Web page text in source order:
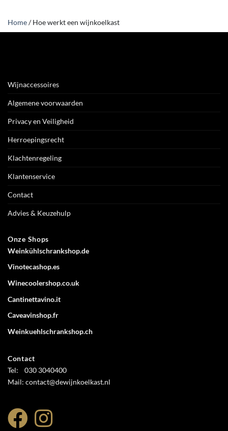
Home/Hoe werkt een wijnkoelkast
Wijnaccessoires
Algemene voorwaarden
Privacy en Veiligheid
Herroepingsrecht
Klachtenregeling
Klantenservice
Contact
Advies & Keuzehulp
Onze Shops
Weinkühlschrankshop.de
Vinotecashop.es
Winecoolershop.co.uk
Cantinettavino.it
Caveavinshop.fr
Weinkuehlschrankshop.ch
Contact
Tel: 030 3040400
Mail: contact@dewijnkoelkast.nl